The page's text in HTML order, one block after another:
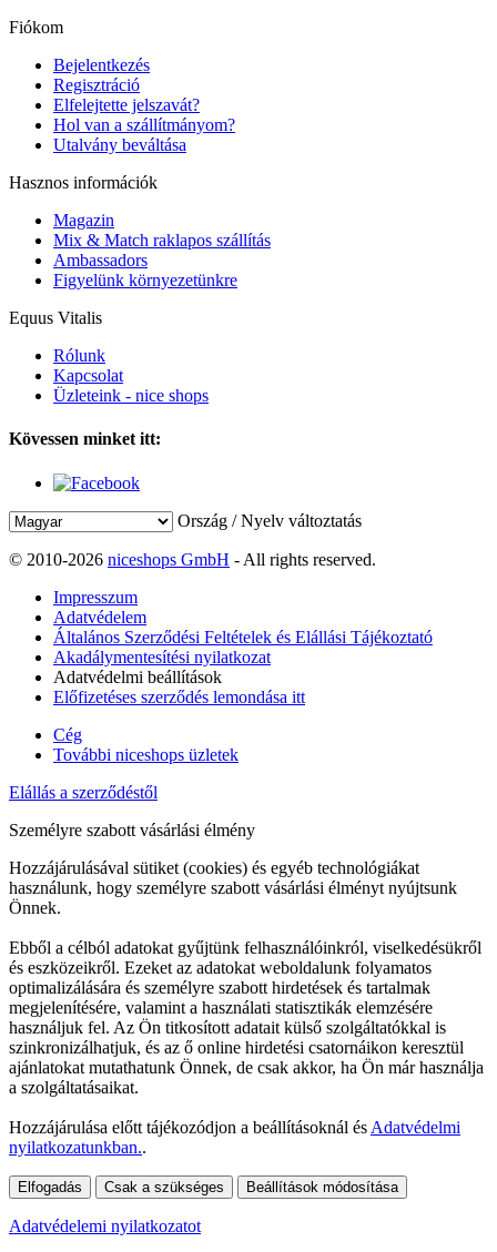
Fiókom
Bejelentkezés
Regisztráció
Elfelejtette jelszavát?
Hol van a szállítmányom?
Utalvány beváltása
Hasznos információk
Magazin
Mix & Match raklapos szállítás
Ambassadors
Figyelünk környezetünkre
Equus Vitalis
Rólunk
Kapcsolat
Üzleteink - nice shops
Kövessen minket itt:
Ország / Nyelv változtatás
© 2010-2026 niceshops GmbH - All rights reserved.
Impresszum
Adatvédelem
Általános Szerződési Feltételek és Elállási Tájékoztató
Akadálymentesítési nyilatkozat
Adatvédelmi beállítások
Előfizetéses szerződés lemondása itt
Cég
További niceshops üzletek
Elállás a szerződéstől
Személyre szabott vásárlási élmény
Hozzájárulásával sütiket (cookies) és egyéb technológiákat
használunk, hogy személyre szabott vásárlási élményt nyújtsunk
Önnek.
Ebből a célból adatokat gyűjtünk felhasználóinkról, viselkedésükről
és eszközeikről. Ezeket az adatokat weboldalunk folyamatos
optimalizálására és személyre szabott hirdetések és tartalmak
megjelenítésére, valamint a használati statisztikák elemzésére
használjuk fel. Az Ön titkosított adatait külső szolgáltatókkal is
szinkronizálhatjuk, és az ő online hirdetési csatornáikon keresztül
ajánlatokat mutathatunk Önnek, de csak akkor, ha Ön már használja
a szolgáltatásaikat.
Hozzájárulása előtt tájékozódjon a beállításoknál és Adatvédelmi
nyilatkozatunkban..
Elfogadás Csak a szükséges Beállítások módosítása
Adatvédelemi nyilatkozatot